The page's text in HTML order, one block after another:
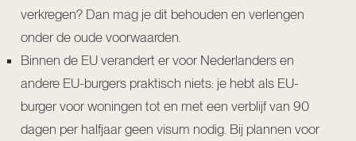
verkregen? Dan mag je dit behouden en verlengen
onder de oude voorwaarden.
Binnen de EU verandert er voor Nederlanders en
andere EU-burgers praktisch niets: je hebt als EU-
burger voor woningen tot en met een verblijf van 90
dagen per halfjaar geen visum nodig. Bij plannen voor